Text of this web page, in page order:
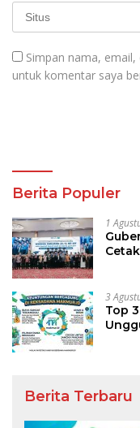
Simpan nama,
untuk komentar saya
Berita Populer
1
3
Top
Berita Terbaru